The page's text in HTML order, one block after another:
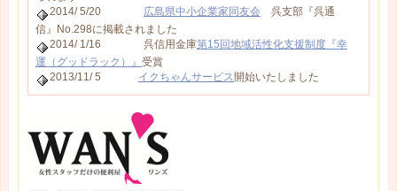
2014/ 5/20 広島県中小企業家同友会 呉支部『呉通
信』No.298に掲載されました
2014/ 1/16 呉信用金庫第15回地域活性化支援制度『幸
運（グッドラック）』 受賞
2013/11/ 5 イクちゃんサービス開始いたしました